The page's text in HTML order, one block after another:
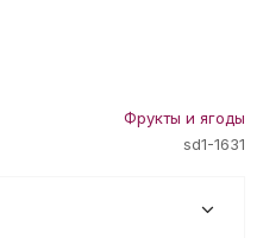
Фрукты и ягоды
sd1-1631